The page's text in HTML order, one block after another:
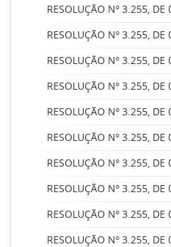
RESOLUÇÃO Nº 3.255,
RESOLUÇÃO Nº 3.255,
RESOLUÇÃO Nº 3.255,
RESOLUÇÃO Nº 3.255,
RESOLUÇÃO Nº 3.255,
RESOLUÇÃO Nº 3.255,
RESOLUÇÃO Nº 3.255,
RESOLUÇÃO Nº 3.255,
RESOLUÇÃO Nº 3.255,
RESOLUÇÃO Nº 3.255,